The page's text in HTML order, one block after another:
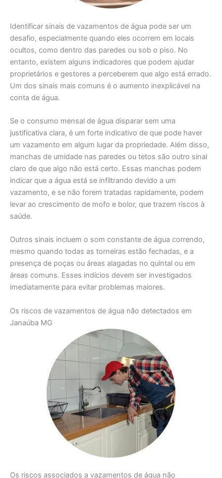
Identificar sinais de vazamentos de água pode ser um
desafio, especialmente quando eles ocorrem em locais
ocultos, como dentro das paredes ou sob o piso. No
entanto, existem alguns indicadores que podem ajudar
proprietários e gestores a perceberem que algo está errado.
Um dos sinais mais comuns é o aumento inexplicável na
conta de água.
Se o consumo mensal de água disparar sem uma
justificativa clara, é um forte indicativo de que pode haver
um vazamento em algum lugar da propriedade. Além disso,
manchas de umidade nas paredes ou tetos são outro sinal
claro de que algo não está certo. Essas manchas podem
indicar que a água está se infiltrando devido a um
vazamento, e se não forem tratadas rapidamente, podem
levar ao crescimento de mofo e bolor, que trazem riscos à
saúde.
Outros sinais incluem o som constante de água correndo,
mesmo quando todas as torneiras estão fechadas, e a
presença de poças ou áreas alagadas no quintal ou em
áreas comuns. Esses indícios devem ser investigados
imediatamente para evitar problemas maiores.
Os riscos de vazamentos de água não detectados em
Janaúba MG
Os riscos associados a vazamentos de água não